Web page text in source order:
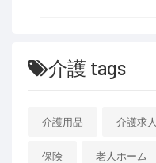
介護 tags
介護用品 介護求人
保険 老人ホーム